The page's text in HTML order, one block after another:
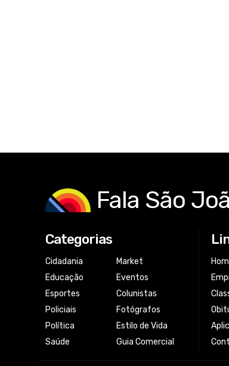
Fala São
Categorias
Cidadania
Educação
Esportes
Policiais
Política
Saúde
Market
Eventos
Colunistas
Fotógrafos
Estilo de Vida
Guia Comercial